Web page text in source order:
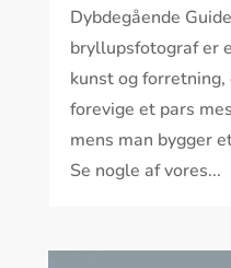
Dybdegående
bryllupsfotograf er
kunst og
forevige et pars
mens man bygger
Se nogle af vores...